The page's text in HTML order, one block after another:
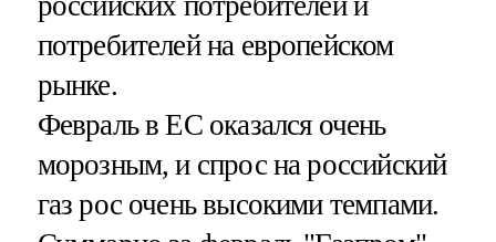
потребителей на европейском
рынке.
Февраль в ЕС оказался очень
морозным, и спрос на российский
газ рос очень высокими темпами.